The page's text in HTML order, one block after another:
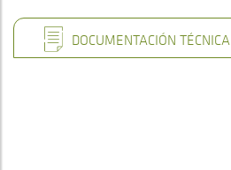
DOCUMENTACIÓN TÉCNICA